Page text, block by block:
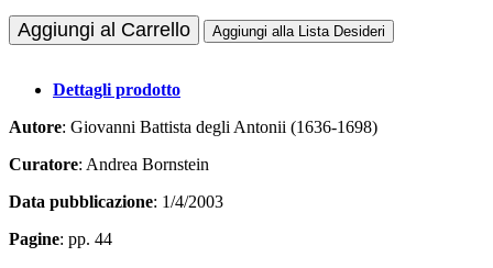
Aggiungi al Carrello Aggiungi alla Lista Desideri
Dettagli prodotto
Autore: Giovanni Battista degli Antonii (1636-1698)
Curatore: Andrea Bornstein
Data pubblicazione: 1/4/2003
Pagine: pp. 44